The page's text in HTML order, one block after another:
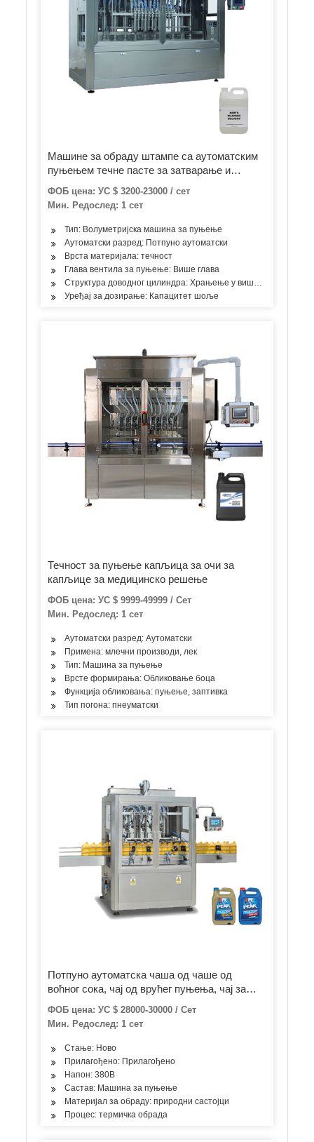
Машине за обраду штампе са аутоматским
пуњењем течне пасте за затварање и
ФОБ цена: УС $ 3200-23000 / сет
Мин. Редослед: 1 сет
Тип: Волуметријска машина за пуњење
Аутоматски разред: Потпуно аутоматски
Врста материјала: течност
Глава вентила за пуњење: Више глава
Структура доводног цилиндра: Храњење у више просторија
Уређај за дозирање: Капацитет шоље
Течност за пуњење капљица за очи за
капљице за медицинско решење
ФОБ цена: УС $ 9999-49999 / Сет
Мин. Редослед: 1 сет
Аутоматски разред: Аутоматски
Примена: млечни производи, лек
Тип: Машина за пуњење
Врсте формирања: Обликовање боца
Функција обликовања: пуњење, заптивка
Тип погона: пнеуматски
Потпуно аутоматска чаша од чаше од
воћног сока, чај од врућег пуњења, чај за
вруће пуњење, машина за прање, пуњење,
поклопац, 3-у-1 моно блок машина
ФОБ цена: УС $ 28000-30000 / Сет
Мин. Редослед: 1 сет
Стање: Ново
Прилагођено: Прилагођено
Напон: 380В
Састав: Машина за пуњење
Материјал за обраду: природни састојци
Процес: термичка обрада